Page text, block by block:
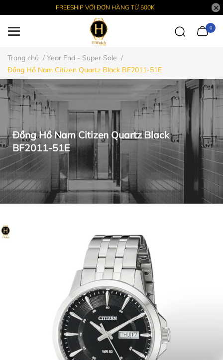
FREESHIP VỚI ĐƠN HÀNG TỪ 500K
0
Trang chủ / Year End - Super Sale /
Đồng Hồ Nam Citizen Quartz Black BF2011-51E
Đồng Hồ Nam Citizen Quartz Black
BF2011-51E